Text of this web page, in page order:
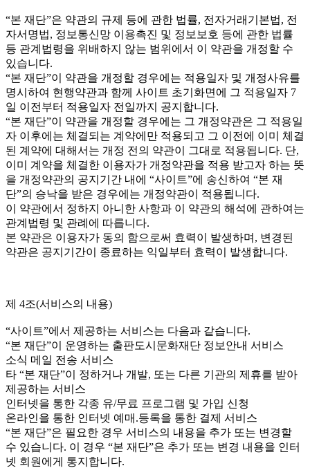
“본 재단”은 약관의 규제 등에 관한 법률, 전자거래기본법, 전
자서명법, 정보통신망 이용촉진 및 정보보호 등에 관한 법률
등 관계법령을 위배하지 않는 범위에서 이 약관을 개정할 수
있습니다.
“본 재단”이 약관을 개정할 경우에는 적용일자 및 개정사유를
명시하여 현행약관과 함께 사이트 초기화면에 그 적용일자 7
일 이전부터 적용일자 전일까지 공지합니다.
“본 재단”이 약관을 개정할 경우에는 그 개정약관은 그 적용일
자 이후에는 체결되는 계약에만 적용되고 그 이전에 이미 체결
된 계약에 대해서는 개정 전의 약관이 그대로 적용됩니다. 단,
이미 계약을 체결한 이용자가 개정약관을 적용 받고자 하는 뜻
을 개정약관의 공지기간 내에 “사이트”에 송신하여 “본 재
단”의 승낙을 받은 경우에는 개정약관이 적용됩니다.
이 약관에서 정하지 아니한 사항과 이 약관의 해석에 관하여는
관계법령 및 관례에 따릅니다.
본 약관은 이용자가 동의 함으로써 효력이 발생하며, 변경된
약관은 공지기간이 종료하는 익일부터 효력이 발생합니다.
제 4조(서비스의 내용)
“사이트”에서 제공하는 서비스는 다음과 같습니다.
“본 재단”이 운영하는 출판도시문화재단 정보안내 서비스
소식 메일 전송 서비스
타 “본 재단”이 정하거나 개발, 또는 다른 기관의 제휴를 받아
제공하는 서비스
인터넷을 통한 각종 유/무료 프로그램 및 가입 신청
온라인을 통한 인터넷 예매.등록을 통한 결제 서비스
“본 재단”은 필요한 경우 서비스의 내용을 추가 또는 변경할
수 있습니다. 이 경우 “본 재단”은 추가 또는 변경 내용을 인터
넷 회원에게 통지합니다.